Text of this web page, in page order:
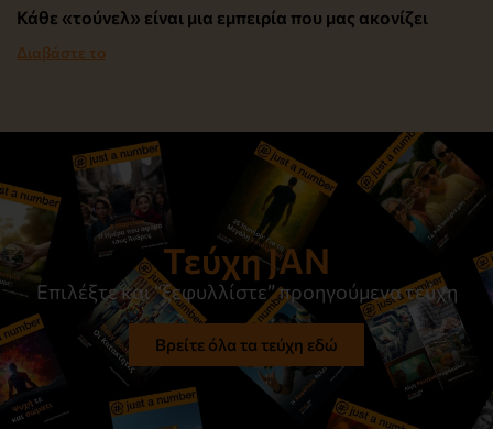
Κάθε «τούνελ» είναι μια εμπειρία που μας ακονίζει
Διαβάστε το
Τεύχη JAN
Επιλέξτε και “ξεφυλλίστε” προηγούμενα τεύχη
Βρείτε όλα τα τεύχη εδώ